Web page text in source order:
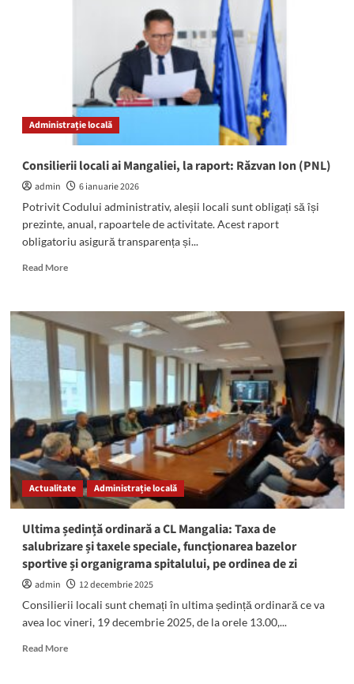
Administrație locală
Consilierii locali ai Mangaliei, la raport: Răzvan Ion (PNL)
admin
6 ianuarie 2026
Potrivit Codului administrativ, aleșii locali sunt obligați să își
prezinte, anual, rapoartele de activitate. Acest raport
obligatoriu asigură transparența și...
Read MoreRead
Consilierii
locali
Mangaliei,
la
raport:
Răzvan
Ion
(PNL)
Actualitate Administrație locală
Ultima ședință ordinară a CL Mangalia: Taxa de
salubrizare și taxele speciale, funcționarea bazelor
sportive și organigrama spitalului, pe ordinea de zi
admin
12 decembrie 2025
Consilierii locali sunt chemați în ultima ședință ordinară ce va
avea loc vineri, 19 decembrie 2025, de la orele 13.00,...
Read MoreRead